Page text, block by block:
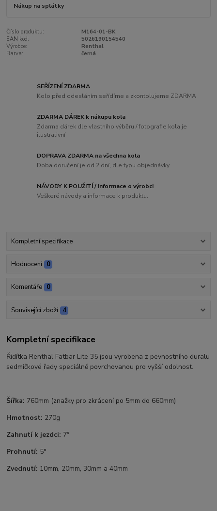
Nákup na splátky
Číslo produktu:
M164-01-BK
EAN kód:
5026190154540
Výrobce:
Renthal
Barva:
černá
SEŘÍZENÍ ZDARMA
Kolo před odesláním seřídíme a zkontolujeme ZDARMA
ZDARMA DÁREK k nákupu kola
Zdarma dárek dle vlastního výběru / fotografie kola je
ilustrativní
DOPRAVA ZDARMA na všechna kola
Doba doručení je od 2 dní, dle typu objednávky
NÁVODY K POUŽITÍ / informace o výrobci
Veškeré návody a informace k produktu.
Kompletní specifikace
Hodnocení 0
Komentáře 0
Související zboží 4
Kompletní specifikace
Řidítka Renthal Fatbar Lite 35 jsou vyrobena z pevnostního duralu
sedmičkové řady speciálně povrchovanou pro vyšší odolnost.
Šířka: 760mm (znažky pro zkrácení po 5mm do 660mm)
Hmotnost: 270g
Zahnutí k jezdci: 7°
Prohnutí: 5°
Zvednutí: 10mm, 20mm, 30mm a 40mm